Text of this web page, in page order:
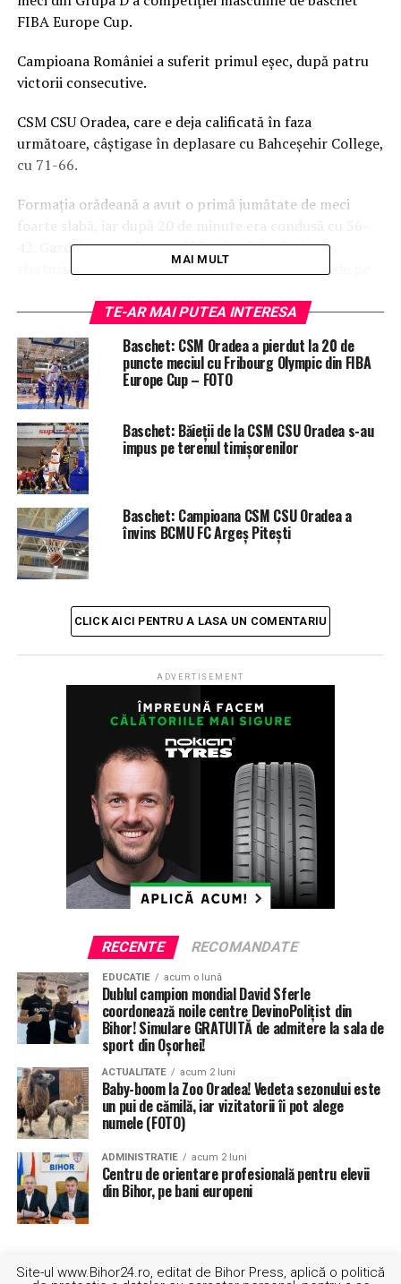
FIBA Europe Cup.
Campioana României a suferit primul eşec, după patru
victorii consecutive.
CSM CSU Oradea, care e deja calificată în faza
următoare, câştigase în deplasare cu Bahceşehir College,
cu 71-66.
Formaţia orădeană a avut o primă jumătate de meci
foarte slabă, iar după 20 de minute era condusă cu 56-
42. Gazdele au evoluat mai bine în ultimele două
sferturi, dar nu au reuşit să recupereze diferenţa de pe
Antrenorul Cristian Achim i-a folosit pe Aaron
Broussard 12 puncte, 2 recuperări, 1 pasă decisivă,
Tudor Fometescu 1 pd, Sean Barnette 13 p, 6 rec, 1 pd,
Cătălin Baciu 11 p, 7 rec, Nikola Markovic 13 p, 3 rec, 6
pd, Kristopher Richard 5 p, 3 rec, 3 pd, Giordan Watson
10 p, 1 rec, 6 pd, Arturas Valeika 2 p, 4 rec, 1 pd, Dragan
Zekovic 11 p.
La oaspeţi au evoluat Trae Golden 30 p, 3 rec, 4 pd,
Mangok Mathiang 8 p, 6 rec, 1 pd, Dwight Junior Hardy
13 p, 2 rec, 3 pd, Jajuan Markeis Johnson 10 p, 4 pd,
London Tyus Perrantes 18 p, 6 rec, 7 pd, Can Altintig 5
p, 2 rec, 6 pd, Hadi Ozdemir 2 p, 3 rec, Altan Erol 1 rec,
2 pd, Alper Ozcan, Cameron Clark 2 p, 2 rec.
aproape de domeniul SF. Desigur, trebuie să ne asumăm
responsabilitatea, deoarece parte din acest procentaj se
datorează felului în care ne-am apărat. În ceea ce ne
privește, am început foarte prost. Consider că mental
nu am fost conectați la acest meci în prima repriză. În
plus, este de neacceptat să fim bătuți în relația unu la
unu atât de ușor și atât de des”, a declarat, după meci,
antrenorul CSM, Cristian Achim.
În ultima etapă a Grupei D, CSM CSU Oradea va evolua
tot pe teren propriu, miercurea viitoare, cu Fribourg
seara, tot de la ora 19 şi tot la Arena Antonio Alexe,
„roş-albaştrii” bihoreni vor primi replica oltenilor de la
SCM U Craiova, în campionatul Ligii Naţionale.
ETICHETE: BAHCEŞEHIR COLLEGE
CRISTIAN ACHIM
CSM CSU ORADEA
URMATORUL
Şoc în „lumea bună”! Ionuţ Butcă, un hairstylist „de
fiţe”, a fost săltat de poliţişti pentru pornografie
infantilă
NU RATATI
Târgul de Crăciun 2019: Ștefan Hrușcă, Paula Seling și
Proconsul vin la Oradea
MAI MULT
TE-AR MAI PUTEA INTERESA
Baschet: CSM Oradea a pierdut la 20 de
puncte meciul cu Fribourg Olympic din FIBA
Europe Cup – FOTO
Baschet: Băieţii de la CSM CSU Oradea s-au
impus pe terenul timişorenilor
Baschet: Campioana CSM CSU Oradea a
învins BCMU FC Argeș Pitești
CLICK AICI PENTRU A LASA UN COMENTARIU
ADVERTISEMENT
RECENTE RECOMANDATE
EDUCATIE acum o lună
Dublul campion mondial David Sferle
coordonează noile centre DevinoPolițist din
Bihor! Simulare GRATUITĂ de admitere la sala de
sport din Oșorhei!
ACTUALITATE acum 2 luni
Baby-boom la Zoo Oradea! Vedeta sezonului este
un pui de cămilă, iar vizitatorii îi pot alege
numele (FOTO)
ADMINISTRATIE acum 2 luni
Centru de orientare profesională pentru elevii
din Bihor, pe bani europeni
Site-ul www.Bihor24.ro, editat de Bihor Press, aplică o politică